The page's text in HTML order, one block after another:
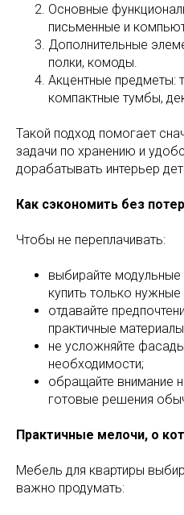
Основные
письменные и
Дополнительные
полки, комоды.
Акцентные предметы:
компактные тумбы,
Такой подход помогает
задачи по хранению и
дорабатывать интерьер
Как сэкономить без
Чтобы не переплачивать:
выбирайте
купить только
отдавайте
практичные
не усложняйте
необходимости;
обращайте внимание
готовые решения
Практичные мелочи, о
Мебель для квартиры
важно продумать: